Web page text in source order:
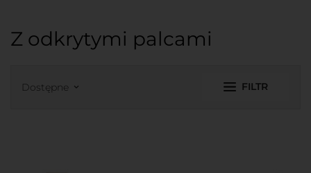
Z odkrytymi palcami
Dostępne keyboard_arrow_down FILTR